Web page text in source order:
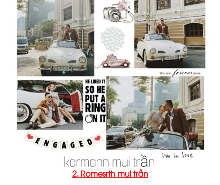
2. Romesrth mui trần